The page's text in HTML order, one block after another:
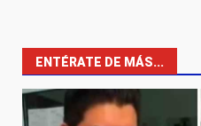
ENTÉRATE DE MÁS...